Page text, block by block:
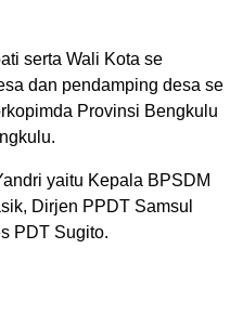
serta Wali Kota se
dan pendamping desa se
Provinsi Bengkulu
yaitu Kepala BPSDM
Dirjen PPDT Samsul
PDT Sugito.